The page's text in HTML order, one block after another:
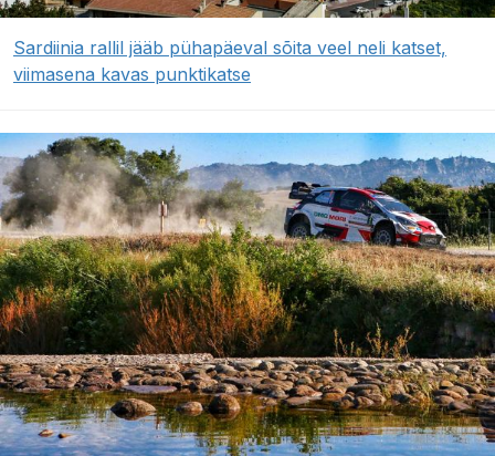
Sardiinia rallil jääb pühapäeval sõita veel neli katset,
viimasena kavas punktikatse